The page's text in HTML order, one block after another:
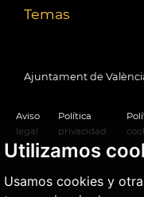
Utilizamos
Usamos cookies y
Temas
Ajuntament de
Aviso
legal
Política
privacidad